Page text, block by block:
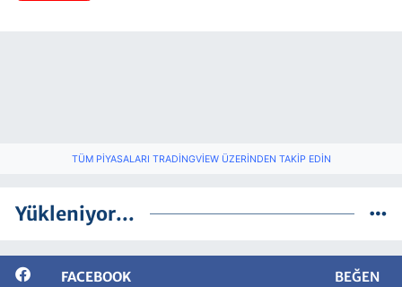
TÜM PIYASALARI TRADINGVIEW ÜZERINDEN TAKIP EDIN
Yükleniyor...
FACEBOOK BEĞEN